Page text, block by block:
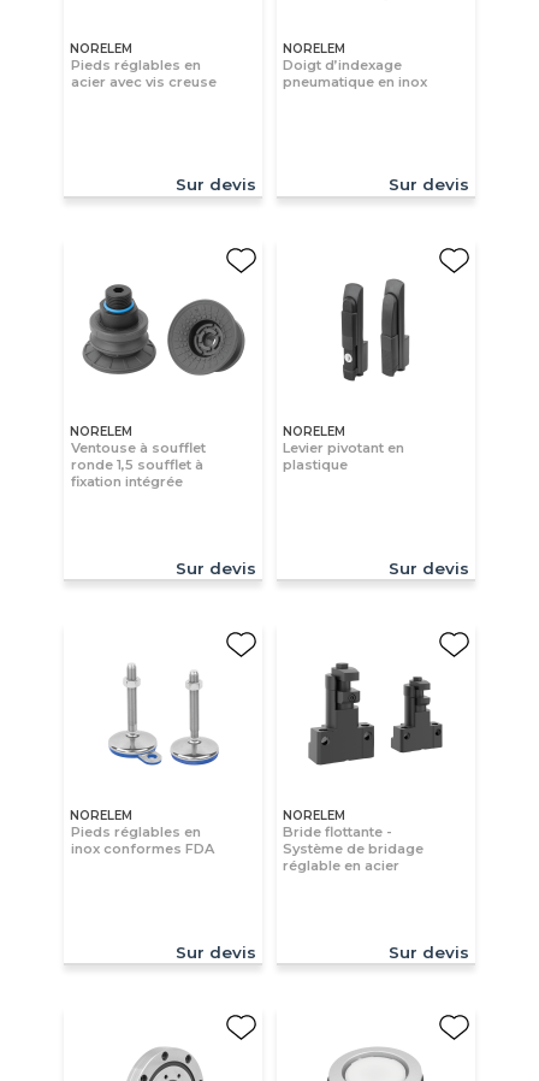
NORELEM
Pieds réglables en
acier avec vis creuse
Sur devis
NORELEM
Doigt d’indexage
pneumatique en inox
Sur devis
NORELEM
Ventouse à soufflet
ronde 1,5 soufflet à
fixation intégrée
Sur devis
NORELEM
Levier pivotant en
plastique
Sur devis
NORELEM
Pieds réglables en
inox conformes FDA
Sur devis
NORELEM
Bride flottante -
Système de bridage
réglable en acier
Sur devis